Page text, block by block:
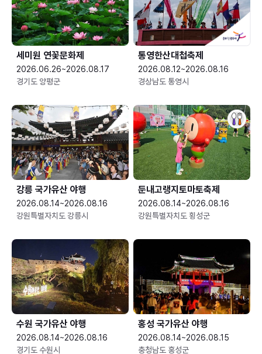
세미원 연꽃문화제
2026.06.26~2026.08.17
경기도 양평군
통영한산대첩축제
2026.08.12~2026.08.16
경상남도 통영시
강릉 국가유산 야행
2026.08.14~2026.08.16
강원특별자치도 강릉시
둔내고랭지토마토축제
2026.08.14~2026.08.16
강원특별자치도 횡성군
수원 국가유산 야행
2026.08.14~2026.08.16
경기도 수원시
홍성 국가유산 야행
2026.08.14~2026.08.15
충청남도 홍성군